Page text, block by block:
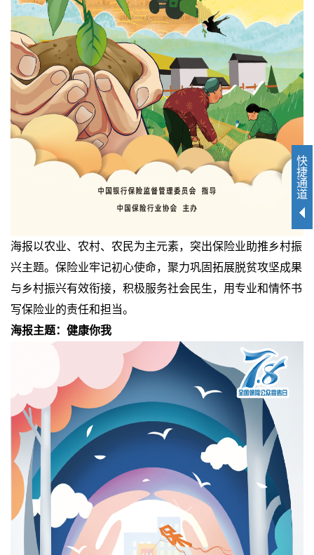
海报以农业、农村、农民为主元素，突出保险业助推乡村振
兴主题。保险业牢记初心使命，聚力巩固拓展脱贫攻坚成果
与乡村振兴有效衔接，积极服务社会民生，用专业和情怀书
写保险业的责任和担当。
海报主题：健康你我
快
捷
通
道